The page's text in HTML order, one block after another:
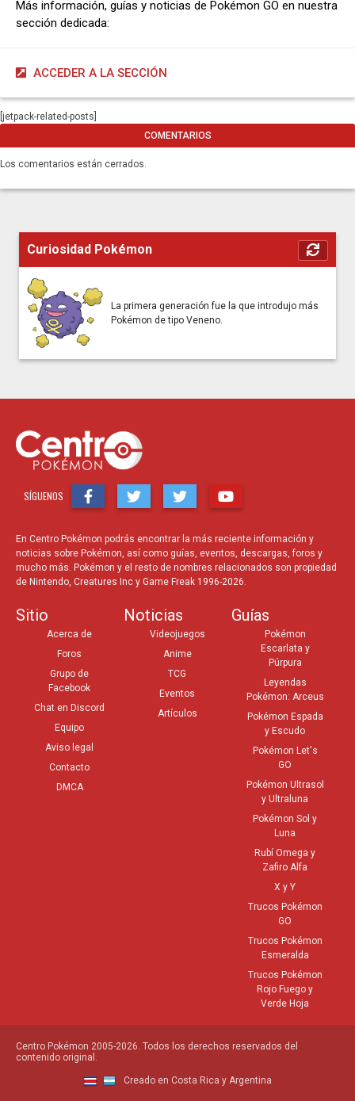
Más información, guías y noticias de Pokémon GO en nuestra
sección dedicada:
ACCEDER A LA SECCIÓN
[jetpack-related-posts]
COMENTARIOS
Los comentarios están cerrados.
Curiosidad Pokémon
La primera generación fue la que introdujo más
Pokémon de tipo Veneno.
SÍGUENOS
En Centro Pokémon podrás encontrar la más reciente información y
noticias sobre Pokémon, así como guías, eventos, descargas, foros y
mucho más. Pokémon y el resto de nombres relacionados son propiedad
de Nintendo, Creatures Inc y Game Freak 1996-2026.
Sitio
Acerca de
Foros
Grupo de
Facebook
Chat en Discord
Equipo
Aviso legal
Contacto
DMCA
Noticias
Videojuegos
Anime
TCG
Eventos
Artículos
Guías
Pokémon
Escarlata y
Púrpura
Leyendas
Pokémon: Arceus
Pokémon Espada
y Escudo
Pokémon Let's
GO
Pokémon Ultrasol
y Ultraluna
Pokémon Sol y
Luna
Rubí Omega y
Zafiro Alfa
X y Y
Trucos Pokémon
GO
Trucos Pokémon
Esmeralda
Trucos Pokémon
Rojo Fuego y
Verde Hoja
Centro Pokémon 2005-2026. Todos los derechos reservados del
contenido original.
Creado en Costa Rica y Argentina